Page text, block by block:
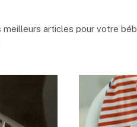
meilleurs articles pour votre